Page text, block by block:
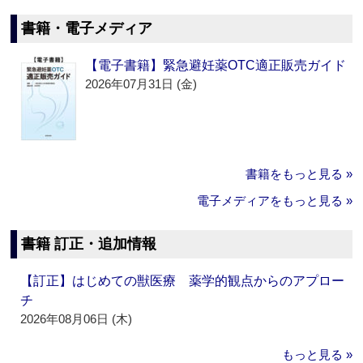
書籍・電子メディア
【電子書籍】緊急避妊薬OTC適正販売ガイド
2026年07月31日 (金)
書籍をもっと見る »
電子メディアをもっと見る »
書籍 訂正・追加情報
【訂正】はじめての獣医療 薬学的観点からのアプロー
チ
2026年08月06日 (木)
もっと見る »